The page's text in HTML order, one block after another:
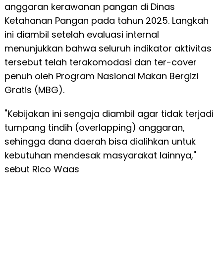
anggaran kerawanan pangan di Dinas
Ketahanan Pangan pada tahun 2025. Langkah
ini diambil setelah evaluasi internal
menunjukkan bahwa seluruh indikator aktivitas
tersebut telah terakomodasi dan ter-cover
penuh oleh Program Nasional Makan Bergizi
Gratis (MBG).
"Kebijakan ini sengaja diambil agar tidak terjadi
tumpang tindih (overlapping) anggaran,
sehingga dana daerah bisa dialihkan untuk
kebutuhan mendesak masyarakat lainnya,"
sebut Rico Waas